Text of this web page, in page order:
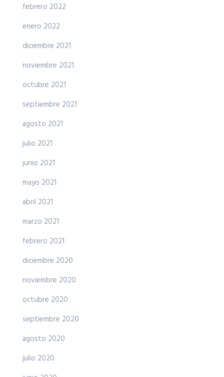
febrero 2022
enero 2022
diciembre 2021
noviembre 2021
octubre 2021
septiembre 2021
agosto 2021
julio 2021
junio 2021
mayo 2021
abril 2021
marzo 2021
febrero 2021
diciembre 2020
noviembre 2020
octubre 2020
septiembre 2020
agosto 2020
julio 2020